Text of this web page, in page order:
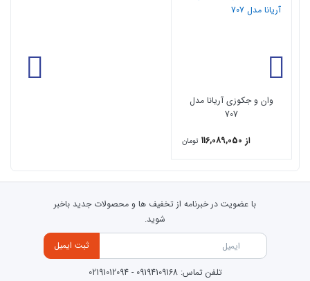
پانل جلو
شيرآلات آريانا سفيد
شيرآلات آريانا رزگلد
پنل جلو است.
ویژگی های وان و جکوزی آریانا مدل707
دارای جنس بده ABS اکرولیک
وان و جکوزی آریانا مدل
707
از 116,089,050
تومان
با عضویت در خبرنامه از تخفیف ها و محصولات جدید باخبر
شوید.
ثبت ایمیل
تلفن تماس:09194109168
-
02191012094